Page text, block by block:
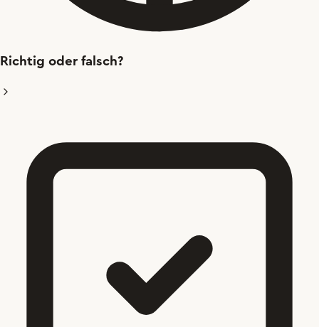
Richtig oder falsch?